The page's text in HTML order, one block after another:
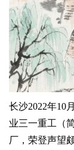
长沙2022年10
业三一重工（
厂，荣登声望